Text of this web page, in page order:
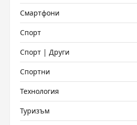
Смартфони
Спорт
Спорт | Други
Спортни
Технология
Туризъм